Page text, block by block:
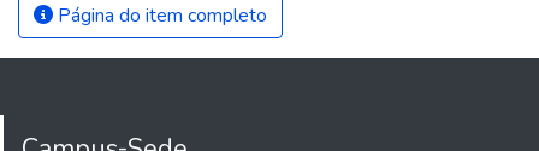
Página do item completo